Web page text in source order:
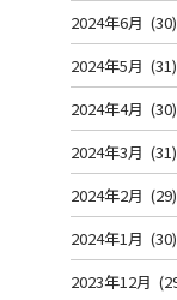
2024年6月 (30)
2024年5月 (31)
2024年4月 (30)
2024年3月 (31)
2024年2月 (29)
2024年1月 (30)
2023年12月